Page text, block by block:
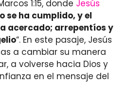
1:15, donde Jesús
se ha cumplido, y el
acercado; arrepentíos y
“. En este pasaje, Jesús
a cambiar su manera
a volverse hacia Dios y
en el mensaje del